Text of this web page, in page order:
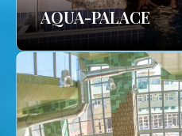
AQUA-PALACE